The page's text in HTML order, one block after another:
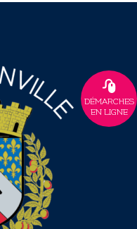
DÉMARCHES
EN LIGNE